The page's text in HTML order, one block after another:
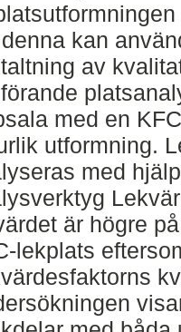
kan
av
med en
utformning.
med
är högre
lekplats